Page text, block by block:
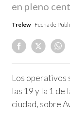
en pleno
Trelew- Fecha de
Los operativos
las 19 y la 1 de
ciudad, sobre